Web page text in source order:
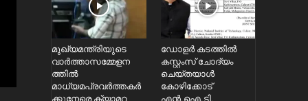
മുഖ്യമന്ത്രിയുടെ
വാർത്താസമ്മേളന
ത്തിൽ
മാധ്യമപ്രവർത്തകർ
ക്കുനേരെ ക്യാമറ
ഡോളർ കടത്തിൽ
കസ്റ്റംസ് ചോദ്യം
ചെയ്തയാൾ
കോഴിക്കോട്
എൻ.ഐ.ടി.